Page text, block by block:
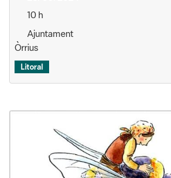
10 h
Ajuntament
Òrrius
Litoral